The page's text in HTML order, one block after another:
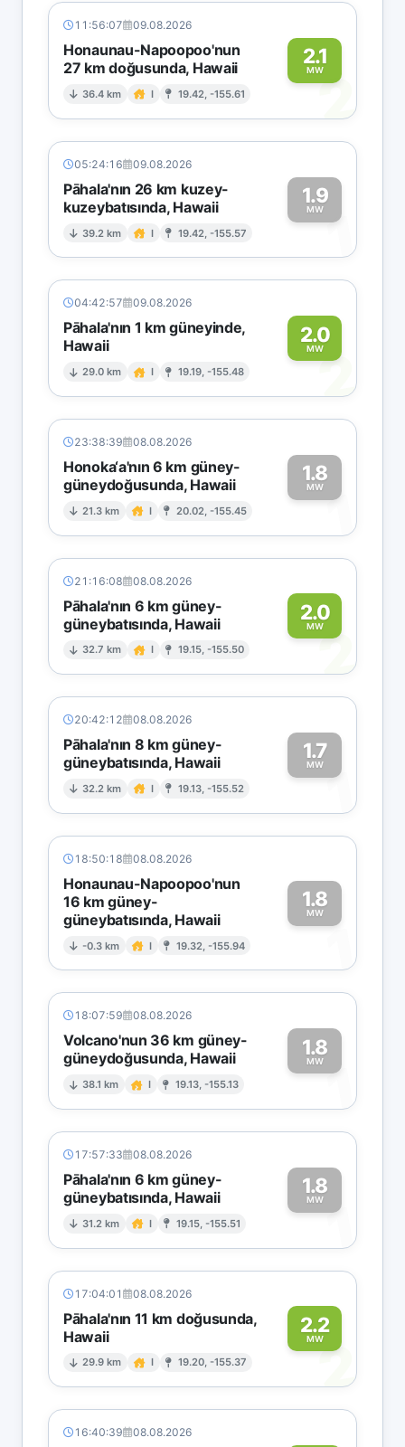
11:56:07 09.08.2026
Honaunau-Napoopoo'nun
27 km doğusunda, Hawaii
36.4 km I 19.42, -155.61
2.1
MW
2
05:24:16 09.08.2026
Pāhala'nın 26 km kuzey-
kuzeybatısında, Hawaii
39.2 km I 19.42, -155.57
1.9
MW1
04:42:57 09.08.2026
Pāhala'nın 1 km güneyinde,
Hawaii
29.0 km I 19.19, -155.48
2.0
MW2
23:38:39 08.08.2026
Honoka‘a'nın 6 km güney-
güneydoğusunda, Hawaii
21.3 km I 20.02, -155.45
1.8
MW1
21:16:08 08.08.2026
Pāhala'nın 6 km güney-
güneybatısında, Hawaii
32.7 km I 19.15, -155.50
2.0
MW2
20:42:12 08.08.2026
Pāhala'nın 8 km güney-
güneybatısında, Hawaii
32.2 km I 19.13, -155.52
1.7
MW1
18:50:18 08.08.2026
Honaunau-Napoopoo'nun
16 km güney-
güneybatısında, Hawaii
-0.3 km I 19.32, -155.94
1.8
MW
1
18:07:59 08.08.2026
Volcano'nun 36 km güney-
güneydoğusunda, Hawaii
38.1 km I 19.13, -155.13
1.8
MW1
17:57:33 08.08.2026
Pāhala'nın 6 km güney-
güneybatısında, Hawaii
31.2 km I 19.15, -155.51
1.8
MW1
17:04:01 08.08.2026
Pāhala'nın 11 km doğusunda,
Hawaii
29.9 km I 19.20, -155.37
2.2
MW2
16:40:39 08.08.2026